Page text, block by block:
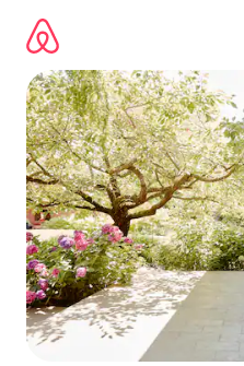
direct
naar
inhoud